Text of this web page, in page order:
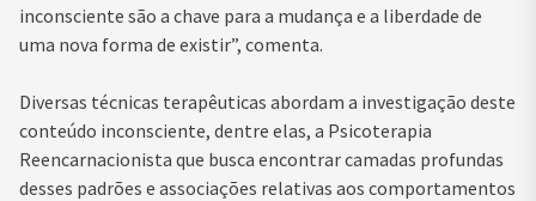
inconsciente são a chave para a mudança e a liberdade de
uma nova forma de existir”, comenta.
Diversas técnicas terapêuticas abordam a investigação deste
conteúdo inconsciente, dentre elas, a Psicoterapia
Reencarnacionista que busca encontrar camadas profundas
desses padrões e associações relativas aos comportamentos